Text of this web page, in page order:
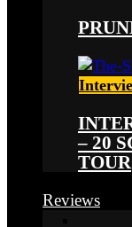
– 20
TOUR
Reviews